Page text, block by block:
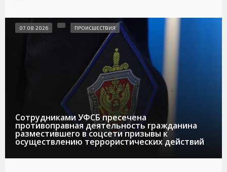
Сотрудниками УФСБ пресечена
противоправная деятельность гражданина
разместившего в соцсети призывы к
осуществлению террористических действий
07.08.2026 ПРОИСШЕСТВИЯ